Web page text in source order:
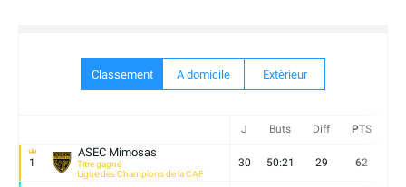
Classement A domicile Extèrieur
J Buts Diff PTS
1
ASEC Mimosas
Titre gagné
Ligue des Champions de la CAF
30 50:21 29 62